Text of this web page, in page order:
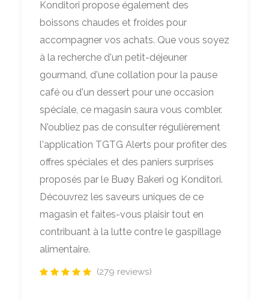
Konditori propose également des
boissons chaudes et froides pour
accompagner vos achats. Que vous soyez
à la recherche d'un petit-déjeuner
gourmand, d'une collation pour la pause
café ou d'un dessert pour une occasion
spéciale, ce magasin saura vous combler.
N'oubliez pas de consulter régulièrement
l'application TGTG Alerts pour profiter des
offres spéciales et des paniers surprises
proposés par le Buøy Bakeri og Konditori.
Découvrez les saveurs uniques de ce
magasin et faites-vous plaisir tout en
contribuant à la lutte contre le gaspillage
alimentaire.
(279 reviews)